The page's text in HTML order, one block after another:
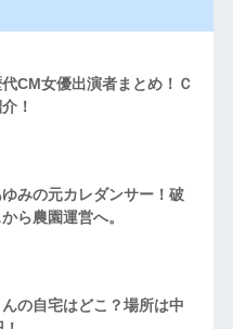
CM女優出演者まとめ！Ｃ
！
みの元カレダンサー！破
ら農園運営へ。
の自宅はどこ？場所は中